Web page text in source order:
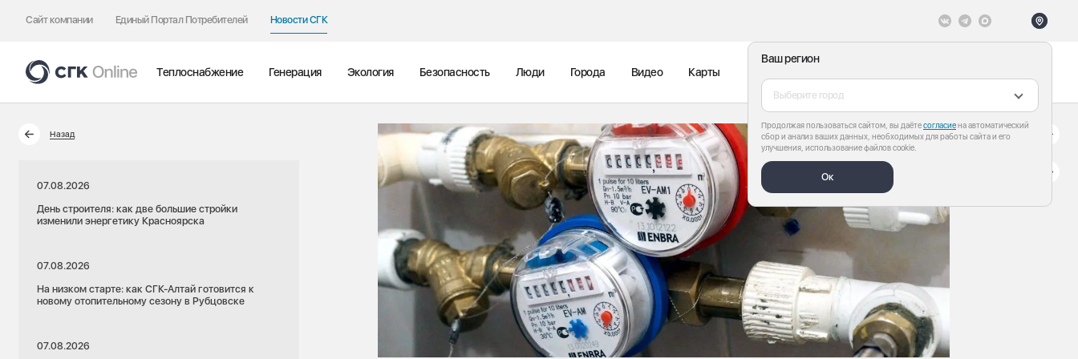
Сайт компании Единый Портал Потребителей Новости СГК
Ваш регион
Выберите город
Продолжая пользоваться сайтом, вы даётесогласиена автоматический
сбор и анализ ваших данных, необходимых для работы сайта и его
улучшения, использование файлов cookie.
Ок
Теплоснабжение Генерация Экология Безопасность Люди Города Видео Карты
Назад
07.08.2026
День строителя: как две большие стройки
изменили энергетику Красноярска
07.08.2026
На низком старте: как СГК-Алтай готовится к
новому отопительному сезону в Рубцовске
07.08.2026